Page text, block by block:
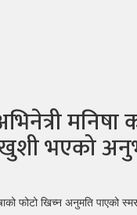
खुशी भएको
फोटो खिच्न अनुमति पाएको